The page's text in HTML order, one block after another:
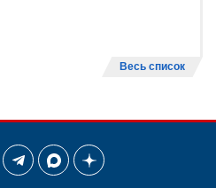
Весь список